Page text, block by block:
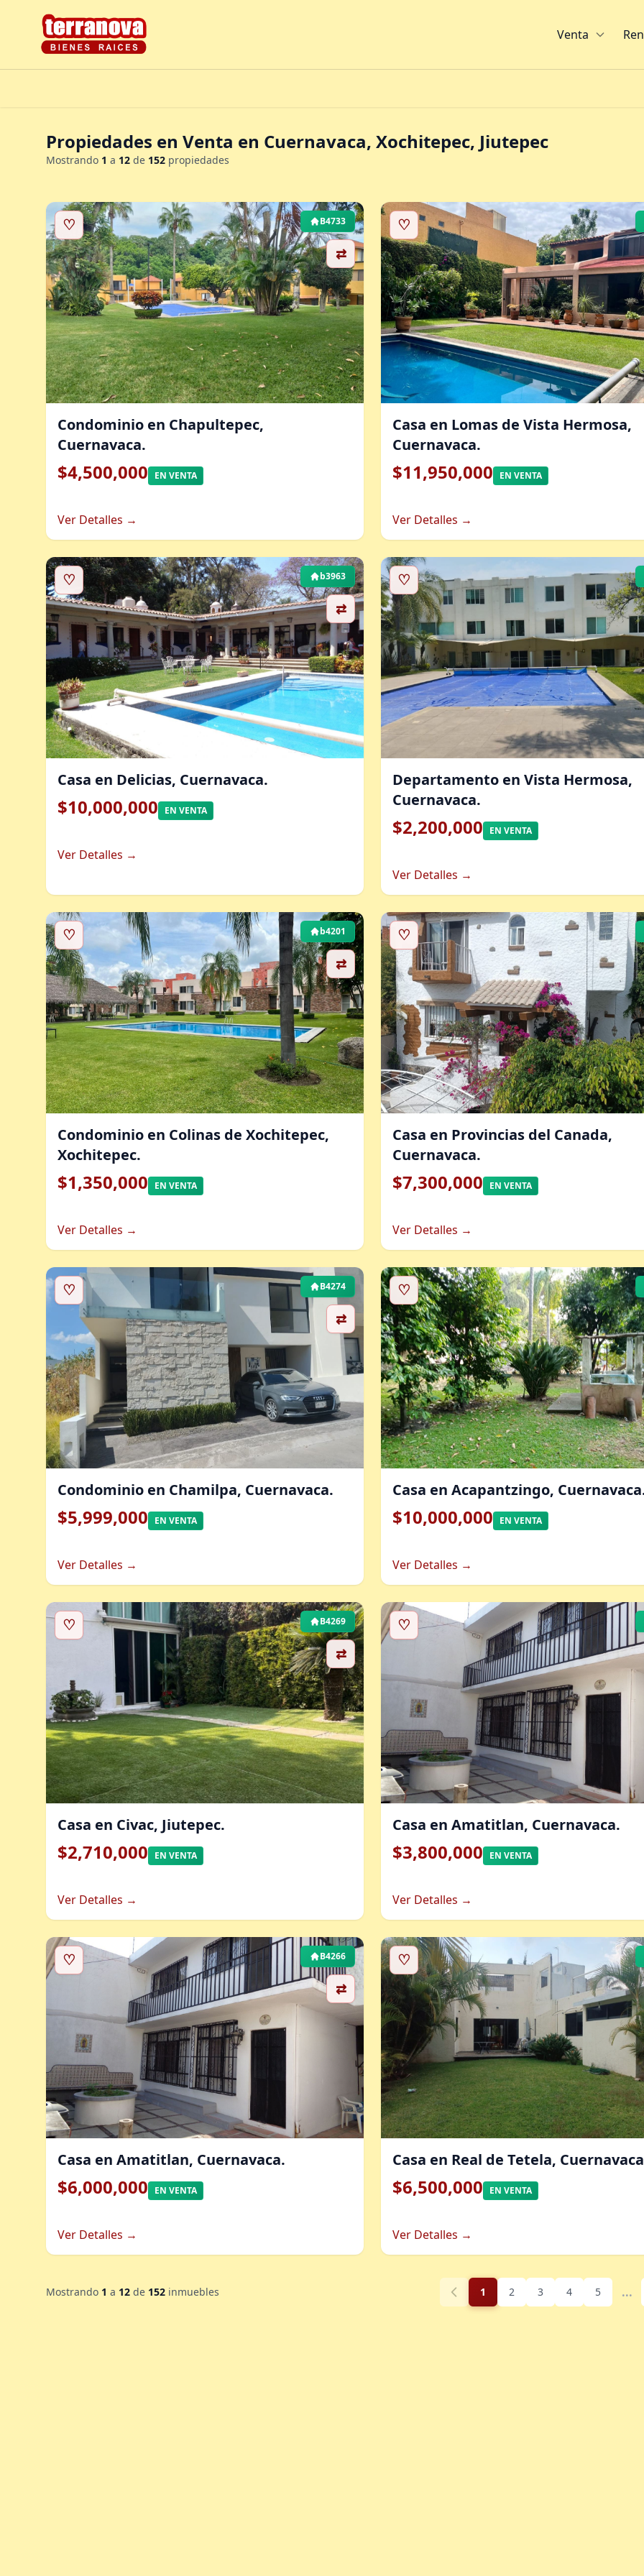
Venta
Propiedades en Venta en Cuernavaca, Xochitepec, Jiutepec
Mostrando 1 a 12 de 152 propiedades
♡
⇄
B4733
Condominio en Chapultepec,
Cuernavaca.
$4,500,000 EN VENTA
Ver Detalles →
♡
Casa en Lomas de Vista Hermosa,
Cuernavaca.
$11,950,000 EN VENTA
Ver Detalles →
♡
⇄
b3963
Casa en Delicias, Cuernavaca.
$10,000,000 EN VENTA
Ver Detalles →
♡
Departamento en Vista Hermosa,
Cuernavaca.
$2,200,000 EN VENTA
Ver Detalles →
♡
⇄
b4201
Condominio en Colinas de Xochitepec,
Xochitepec.
$1,350,000 EN VENTA
Ver Detalles →
♡
Casa en Provincias del Canada,
Cuernavaca.
$7,300,000 EN VENTA
Ver Detalles →
♡
⇄
B4274
Condominio en Chamilpa, Cuernavaca.
$5,999,000 EN VENTA
Ver Detalles →
♡
Casa en Acapantzingo,
$10,000,000 EN VENTA
Ver Detalles →
♡
⇄
B4269
Casa en Civac, Jiutepec.
$2,710,000 EN VENTA
Ver Detalles →
♡
Casa en Amatitlan, Cuernavaca.
$3,800,000 EN VENTA
Ver Detalles →
♡
⇄
B4266
Casa en Amatitlan, Cuernavaca.
$6,000,000 EN VENTA
Ver Detalles →
♡
Casa en Real de Tetela,
$6,500,000 EN VENTA
Ver Detalles →
Mostrando 1 a 12 de 152 inmuebles 1 2 3 4 5 ...